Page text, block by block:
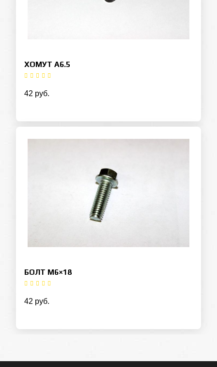
ХОМУТ A6.5
42 руб.
БОЛТ M6×18
42 руб.